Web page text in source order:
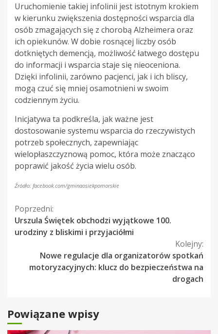
Uruchomienie takiej infolinii jest istotnym krokiem
w kierunku zwiększenia dostępności wsparcia dla
osób zmagających się z chorobą Alzheimera oraz
ich opiekunów. W dobie rosnącej liczby osób
dotkniętych demencją, możliwość łatwego dostępu
do informacji i wsparcia staje się nieoceniona.
Dzięki infolinii, zarówno pacjenci, jak i ich bliscy,
mogą czuć się mniej osamotnieni w swoim
codziennym życiu.
Inicjatywa ta podkreśla, jak ważne jest
dostosowanie systemu wsparcia do rzeczywistych
potrzeb społecznych, zapewniając
wielopłaszczyznową pomoc, która może znacząco
poprawić jakość życia wielu osób.
Źródło: facebook.com/gminaosiekpomorskie
Kontynuuj
czytanie
Poprzedni:
Urszula Świętek obchodzi wyjątkowe 100.
urodziny z bliskimi i przyjaciółmi
Kolejny:
Nowe regulacje dla organizatorów spotkań
motoryzacyjnych: klucz do bezpieczeństwa na
drogach
Powiązane wpisy